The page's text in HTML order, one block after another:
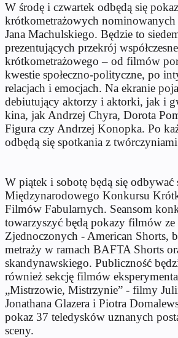
W środę i czwartek odbędą się
krótkometrażowych nominowanych
Jana Machulskiego. Będzie to
prezentujących przekrój
krótkometrażowego – od filmów
kwestie społeczno-polityczne, po
relacjach i emocjach. Na ekranie
debiutujący aktorzy i aktorki, jak i
kina, jak Andrzej Chyra, Dorota
Figura czy Andrzej Konopka. Po
odbędą się spotkania z
W piątek i sobotę będą się odbywać
Międzynarodowego Konkursu
Filmów Fabularnych. Seansom
towarzyszyć będą pokazy filmów ze
Zjednoczonych - American Shorts,
metraży w ramach BAFTA Shorts
skandynawskiego. Publiczność
również sekcję filmów
„Mistrzowie, Mistrzynie” - filmy
Jonathana Glazera i Piotra
pokaz 37 teledysków uznanych
sceny.